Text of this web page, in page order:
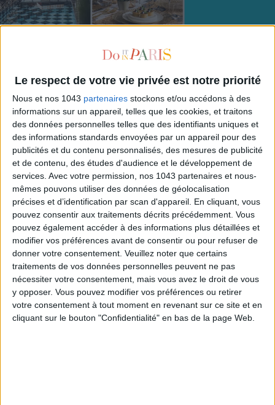
Le respect de votre vie privée est notre priorité
Nous et nos 1043 partenaires stockons et/ou accédons à des
informations sur un appareil, telles que les cookies, et traitons
des données personnelles telles que des identifiants uniques et
des informations standards envoyées par un appareil pour des
publicités et du contenu personnalisés, des mesures de publicité
et de contenu, des études d'audience et le développement de
services. Avec votre permission, nos 1043 partenaires et nous-
mêmes pouvons utiliser des données de géolocalisation
précises et d’identification par scan d'appareil. En cliquant, vous
pouvez consentir aux traitements décrits précédemment. Vous
pouvez également accéder à des informations plus détaillées et
modifier vos préférences avant de consentir ou pour refuser de
donner votre consentement. Veuillez noter que certains
traitements de vos données personnelles peuvent ne pas
nécessiter votre consentement, mais vous avez le droit de vous
y opposer. Vous pouvez modifier vos préférences ou retirer
votre consentement à tout moment en revenant sur ce site et en
cliquant sur le bouton "Confidentialité" en bas de la page Web.
TOUT CE QUE VOUS DEVEZ FAIRE À PARIS EN AOÛT
LES SPF 50 QUI DONNENT ENVIE DE SE TARTINER